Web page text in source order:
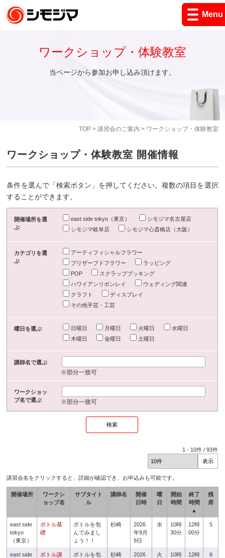
Menu
TOP> 講習会のご案内 > ワークショップ・体験教室
ワークショップ・体験教室
当ページから参加お申し込み頂けます。
ワークショップ・体験教室 開催情報
条件を選んで「検索ボタン」を押してください。複数の項目を選択
することができます。
開催場所を選
ぶ
east side tokyo（東京）
シモジマ名古屋店
シモジマ岐阜店
シモジマ心斎橋店（大阪）
カテゴリを選
ぶ
アーティフィシャルフラワー
プリザーブドフラワー
ラッピング
POP
スクラップブッキング
ハワイアンリボンレイ
ウェディング関連
クラフト
ディスプレイ
その他手芸・工芸
曜日を選ぶ 日曜日 月曜日 火曜日
水曜日
木曜日
金曜日 土曜日
講師名で選ぶ
※部分一致可
ワークショッ
プ名で選ぶ
※部分一致可
1 - 10件 /93件
講習会名をクリックすると、詳細が確認でき、お申込みも可能です。
開催場所
ワークシ
ョップ名
サブタイト
ル
講師名
開催
日時
曜
日
開始
時間
終了
時間
▲
残
席
east side
tokyo
（東京）
ボトル基
礎
ボトルを包
んでみまし
ょう！！
杉崎
2026
年9月
9日
水
10時
30分
12時
00分
5
east side
ボトル講
ボトルを包
杉崎
2026
火
10時
12時
6